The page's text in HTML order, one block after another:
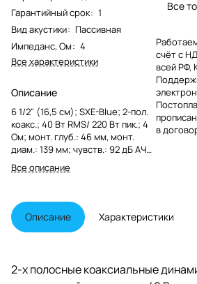
Гарантийный срок: 1
Вид акустики: Пассивная
Импеданс, Ом: 4
Все характеристики
Описание
6 1/2" (16,5 см); SXE-Blue; 2-пол.
коакс.; 40 Вт RMS/ 220 Вт пик.; 4
Ом; монт. глуб.: 46 мм, монт.
диам.: 139 мм; чувств.: 92 дБ АЧХ:
60 - 20000 Гц; без грилей,
твитер: майларово-титановый
неодимовый магнит;
Все описание
Все
счёт с
всей РФ,
в
Описание Характеристики
2-х полосные коаксиальные